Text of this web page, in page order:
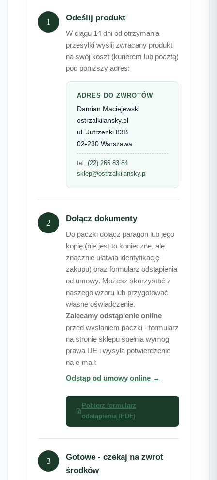
1 Odeślij produkt
W ciągu 14 dni od otrzymania
przesyłki wyślij zwracany produkt
na swój koszt (kurierem lub pocztą)
pod poniższy adres:
ADRES DO ZWROTÓW
Damian Maciejewski
ostrzalkilansky.pl
ul. Jutrzenki 83B
02-230 Warszawa
tel. (22) 266 83 84
sklep@ostrzalkilansky.pl
2 Dołącz dokumenty
Do paczki dołącz paragon lub jego
kopię (nie jest to konieczne, ale
znacznie ułatwia identyfikację
zakupu) oraz formularz odstąpienia
od umowy. Możesz skorzystać z
naszego wzoru lub przygotować
własne oświadczenie.
Zalecamy odstąpienie online
przed wysłaniem paczki - formularz
na stronie sklepu spełnia wymogi
prawa UE i wysyła potwierdzenie
na e-mail:
Odstąp od umowy online →
Pobierz formularz
odstąpienia (PDF)
3
Gotowe - czekaj na zwrot
środków